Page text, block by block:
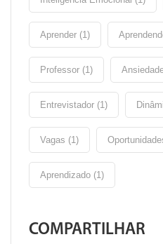
Aprender (1)
Professor (1)
Entrevistador (1)
Vagas (1)
Aprendizado (1)
COMPARTILHAR